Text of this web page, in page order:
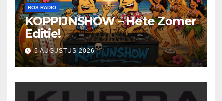
ROS RADIO
KOPPIJNSHOW – Hete Zomer
Editie!
5 AUGUSTUS 2026